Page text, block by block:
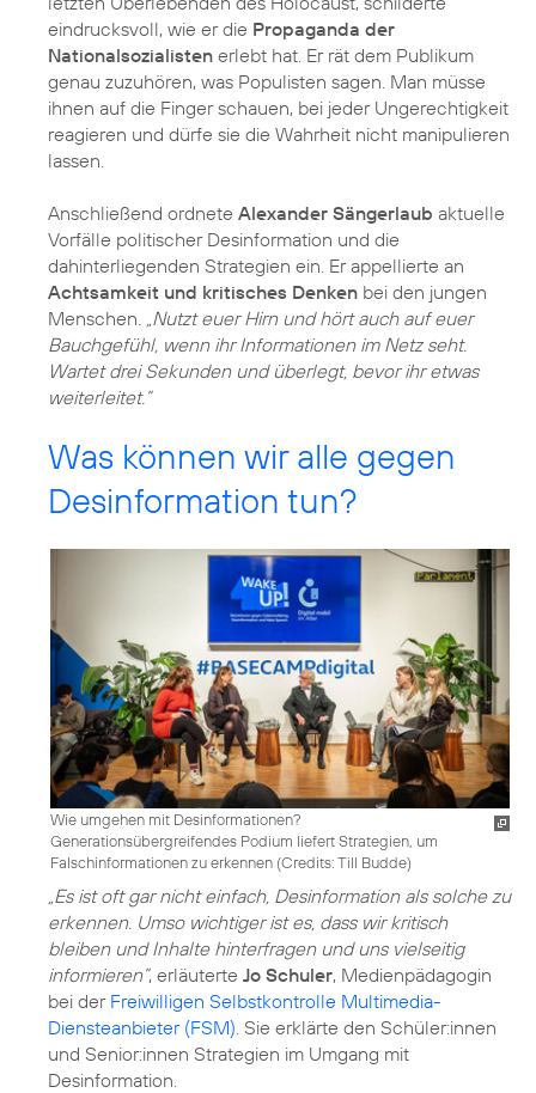
eindrucksvoll, wie er die Propaganda der
Nationalsozialisten erlebt hat. Er rät dem Publikum
genau zuzuhören, was Populisten sagen. Man müsse
ihnen auf die Finger schauen, bei jeder Ungerechtigkeit
reagieren und dürfe sie die Wahrheit nicht manipulieren
lassen.
Anschließend ordnete Alexander Sängerlaub aktuelle
Vorfälle politischer Desinformation und die
dahinterliegenden Strategien ein. Er appellierte an
Achtsamkeit und kritisches Denken bei den jungen
Menschen. „Nutzt euer Hirn und hört auch auf euer
Bauchgefühl, wenn ihr Informationen im Netz seht.
Wartet drei Sekunden und überlegt, bevor ihr etwas
weiterleitet.”
Was können wir alle gegen
Desinformation tun?
Wie umgehen mit Desinformationen?
Generationsübergreifendes Podium liefert Strategien, um
Falschinformationen zu erkennen (Credits: Till Budde)
„Es ist oft gar nicht einfach, Desinformation als solche zu
erkennen. Umso wichtiger ist es, dass wir kritisch
bleiben und Inhalte hinterfragen und uns vielseitig
informieren”, erläuterte Jo Schuler, Medienpädagogin
bei der Freiwilligen Selbstkontrolle Multimedia-
Diensteanbieter (FSM) . Sie erklärte den Schüler:innen
und Senior:innen Strategien im Umgang mit
Desinformation.